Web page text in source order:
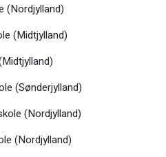
(Nordjylland)
(Midtjylland)
(Sønderjylland)
(Nordjylland)
(Nordjylland)